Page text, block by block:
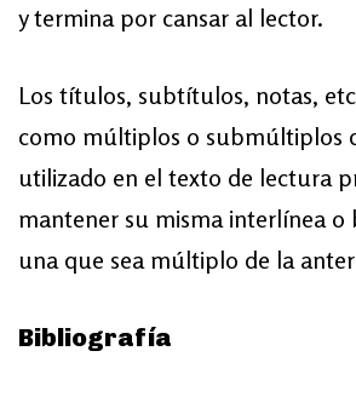
y termina por cansar al lector.
Los títulos, subtítulos, notas,
como múltiplos o submúltiplos
utilizado en el texto de lectura
mantener su misma interlínea o
una que sea múltiplo de la
Bibliografía